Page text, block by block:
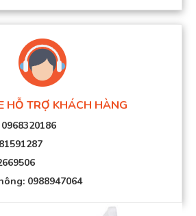
HỖ TRỢ KHÁCH HÀNG
0988947064